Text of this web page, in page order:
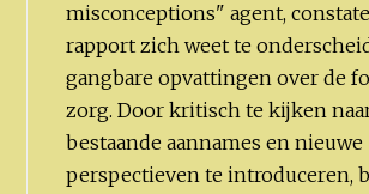
misconceptions" agent,
rapport zich weet te
gangbare opvattingen over de
zorg. Door kritisch te kijken
bestaande aannames en nieuwe
perspectieven te introduceren,